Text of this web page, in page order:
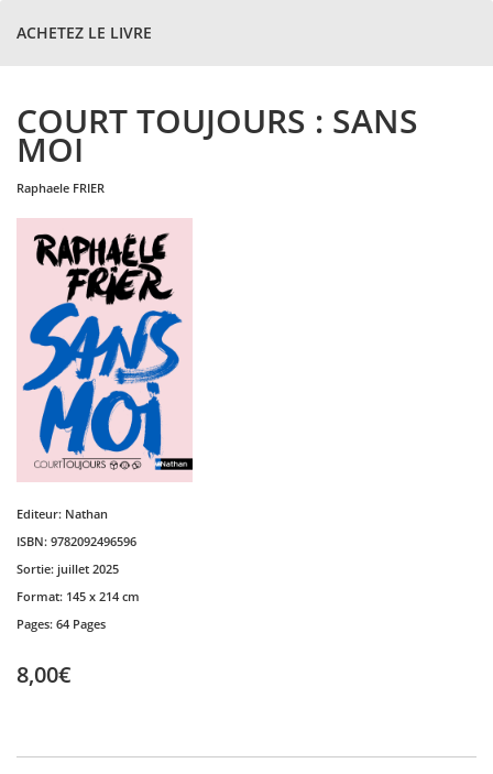
ACHETEZ LE LIVRE
COURT TOUJOURS : SANS
MOI
raphaele FRIER
Editeur: Nathan
ISBN: 9782092496596
Sortie: juillet 2025
Format: 145 x 214 cm
Pages: 64 Pages
8,00€